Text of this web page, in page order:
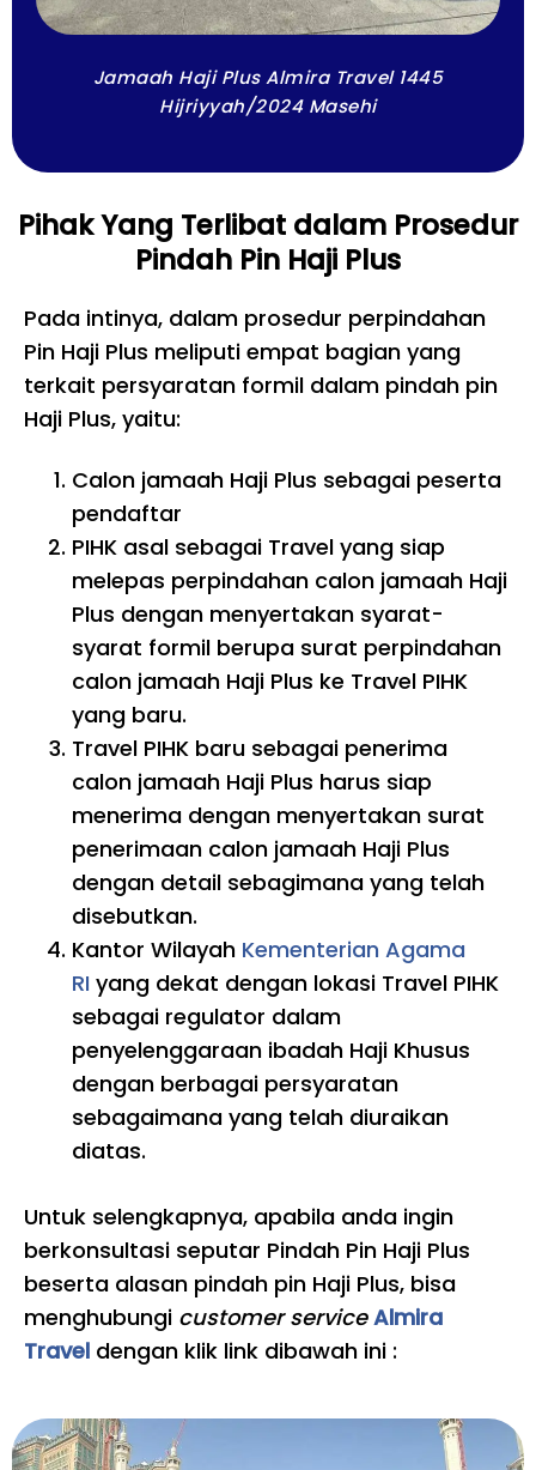
Jamaah Haji Plus Almira Travel 1445
Hijriyyah/2024 Masehi
Pihak Yang Terlibat dalam Prosedur
Pindah Pin Haji Plus
Pada intinya, dalam prosedur perpindahan
Pin Haji Plus meliputi empat bagian yang
terkait persyaratan formil dalam pindah pin
Haji Plus, yaitu:
Calon jamaah Haji Plus sebagai peserta
pendaftar
PIHK asal sebagai Travel yang siap
melepas perpindahan calon jamaah Haji
Plus dengan menyertakan syarat-
syarat formil berupa surat perpindahan
calon jamaah Haji Plus ke Travel PIHK
yang baru.
Travel PIHK baru sebagai penerima
calon jamaah Haji Plus harus siap
menerima dengan menyertakan surat
penerimaan calon jamaah Haji Plus
dengan detail sebagimana yang telah
disebutkan.
Kantor Wilayah Kementerian Agama
RI yang dekat dengan lokasi Travel PIHK
sebagai regulator dalam
penyelenggaraan ibadah Haji Khusus
dengan berbagai persyaratan
sebagaimana yang telah diuraikan
diatas.
Untuk selengkapnya, apabila anda ingin
berkonsultasi seputar Pindah Pin Haji Plus
beserta alasan pindah pin Haji Plus, bisa
menghubungi customer serviceAlmira
Travel dengan klik link dibawah ini :